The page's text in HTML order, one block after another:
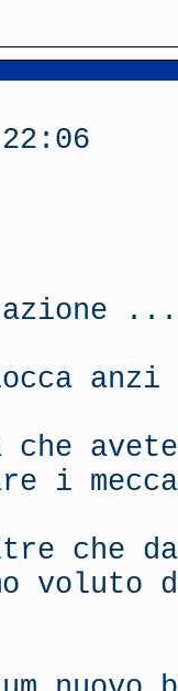
...
anzi
che
i
che
voluto